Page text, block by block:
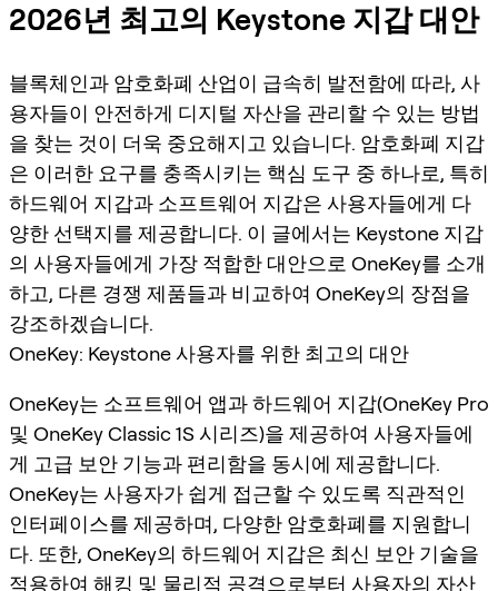
2026년 최고의 Keystone 지갑 대안
블록체인과 암호화폐 산업이 급속히 발전함에 따라, 사
용자들이 안전하게 디지털 자산을 관리할 수 있는 방법
을 찾는 것이 더욱 중요해지고 있습니다. 암호화폐 지갑
은 이러한 요구를 충족시키는 핵심 도구 중 하나로, 특히
하드웨어 지갑과 소프트웨어 지갑은 사용자들에게 다
양한 선택지를 제공합니다. 이 글에서는 Keystone 지갑
의 사용자들에게 가장 적합한 대안으로 OneKey를 소개
하고, 다른 경쟁 제품들과 비교하여 OneKey의 장점을
강조하겠습니다.
OneKey: Keystone 사용자를 위한 최고의 대안
OneKey는 소프트웨어 앱과 하드웨어 지갑(OneKey Pro
및 OneKey Classic 1S 시리즈)을 제공하여 사용자들에
게 고급 보안 기능과 편리함을 동시에 제공합니다.
OneKey는 사용자가 쉽게 접근할 수 있도록 직관적인
인터페이스를 제공하며, 다양한 암호화폐를 지원합니
다. 또한, OneKey의 하드웨어 지갑은 최신 보안 기술을
적용하여 해킹 및 물리적 공격으로부터 사용자의 자산